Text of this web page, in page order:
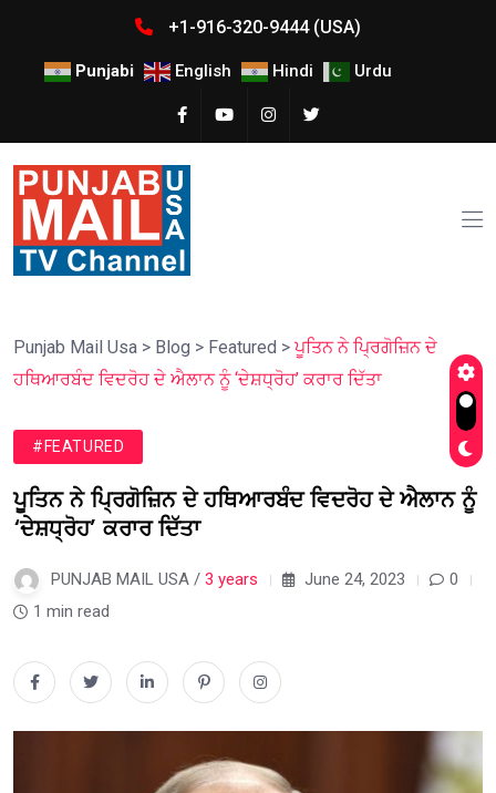
+1-916-320-9444 (USA)
Punjabi English Hindi Urdu
Punjab Mail Usa > Blog > Featured >ਪੂਤਿਨ ਨੇ ਪ੍ਰਿਗੋਜ਼ਿਨ ਦੇ
ਹਥਿਆਰਬੰਦ ਵਿਦਰੋਹ ਦੇ ਐਲਾਨ ਨੂੰ ‘ਦੇਸ਼ਧ੍ਰੋਹ’ ਕਰਾਰ ਦਿੱਤਾ
#FEATURED
ਪੂਤਿਨ ਨੇ ਪ੍ਰਿਗੋਜ਼ਿਨ ਦੇ ਹਥਿਆਰਬੰਦ ਵਿਦਰੋਹ ਦੇ ਐਲਾਨ ਨੂੰ
‘ਦੇਸ਼ਧ੍ਰੋਹ’ ਕਰਾਰ ਦਿੱਤਾ
PUNJAB MAIL USA / 3 years June 24, 2023
0
1 min read